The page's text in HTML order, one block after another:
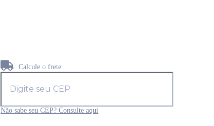
Calcule o frete
Não sabe seu CEP? Consulte aqui